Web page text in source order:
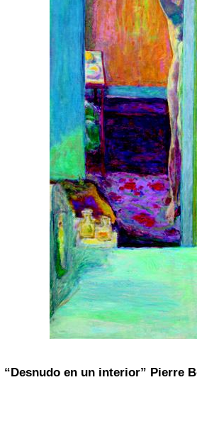
“Desnudo en un interior” Pierre